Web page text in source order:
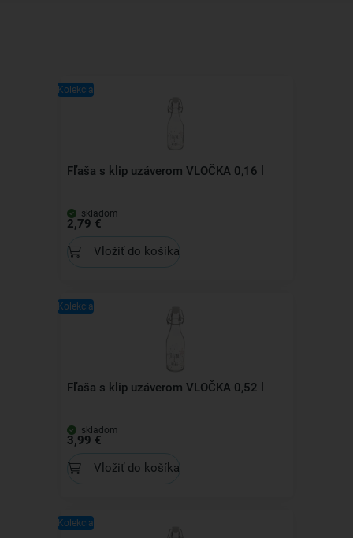
Kolekcia
Fľaša s klip uzáverom VLOČKA 0,16 l
skladom
2,79 €
Vložiť do košíka
Kolekcia
Fľaša s klip uzáverom VLOČKA 0,52 l
skladom
3,99 €
Vložiť do košíka
Kolekcia